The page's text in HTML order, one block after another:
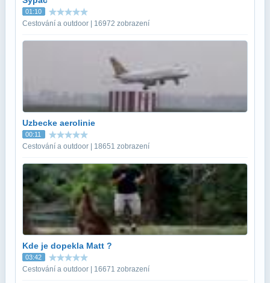
01:10
Cestování a outdoor | 16972 zobrazení
Uzbecke aerolinie
00:11
Cestování a outdoor | 18651 zobrazení
Kde je dopekla Matt ?
03:42
Cestování a outdoor | 16671 zobrazení